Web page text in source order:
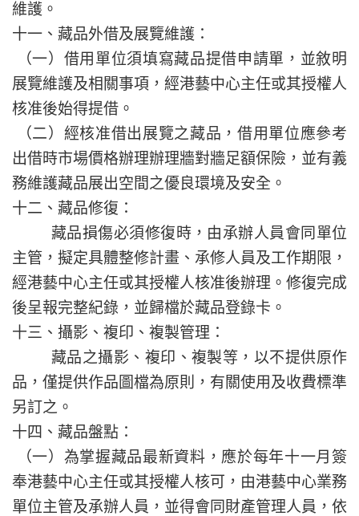
維護。
十一、藏品外借及展覽維護：
（一）借用單位須填寫藏品提借申請單，並敘明
展覽維護及相關事項，經港藝中心主任或其授權人
核准後始得提借。
（二）經核准借出展覽之藏品，借用單位應參考
出借時市場價格辦理辦理牆對牆足額保險，並有義
務維護藏品展出空間之優良環境及安全。
十二、藏品修復：
藏品損傷必須修復時，由承辦人員會同單位
主管，擬定具體整修計畫、承修人員及工作期限，
經港藝中心主任或其授權人核准後辦理。修復完成
後呈報完整紀錄，並歸檔於藏品登錄卡。
十三、攝影、複印、複製管理：
藏品之攝影、複印、複製等，以不提供原作
品，僅提供作品圖檔為原則，有關使用及收費標準
另訂之。
十四、藏品盤點：
（一）為掌握藏品最新資料，應於每年十一月簽
奉港藝中心主任或其授權人核可，由港藝中心業務
單位主管及承辦人員，並得會同財產管理人員，依